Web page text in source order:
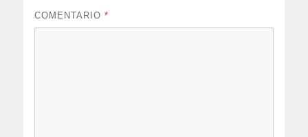
COMENTARIO*